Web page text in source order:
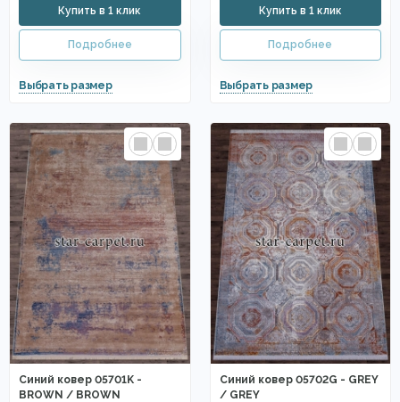
Синий ковер 05701K -
BROWN / BROWN
Синий ковер 05702G - GREY
/ GREY